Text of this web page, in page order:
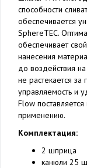
способности
обеспечивается
SphereTEC.
обеспечивает
нанесения
до воздействия
не растекается за
управляемость и
Flow
применению.
Комплектация:
2 шприца
канюли 25